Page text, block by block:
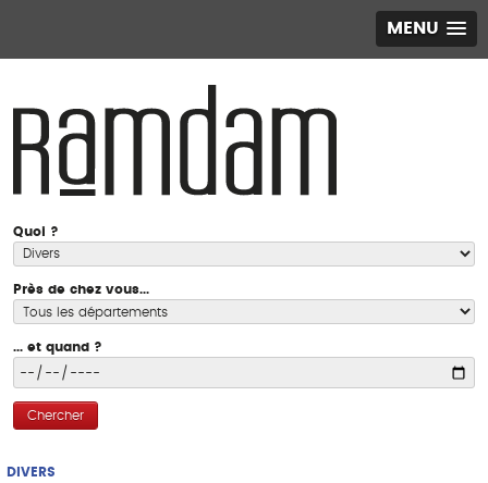
MENU
Quoi ?
Près de chez vous...
... et quand ?
Chercher
DIVERS